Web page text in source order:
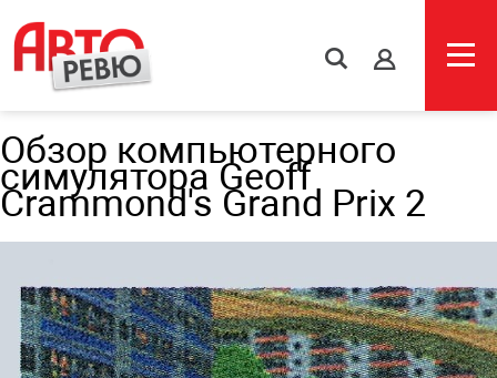
s
Обзор компьютерного
симулятора Geoff
Crammond's Grand Prix 2